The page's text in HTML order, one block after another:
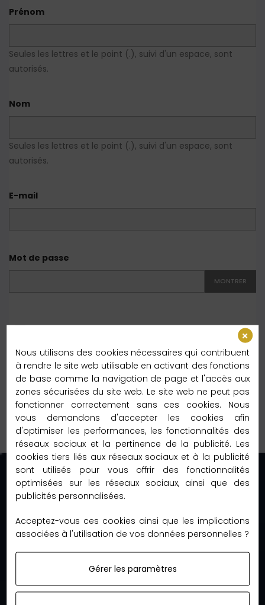
Prénom
Seules les lettres et le point (.), suivi d'un espace, sont
autorisés.
Nom
Seules les lettres et le point (.), suivi d'un espace, sont
autorisés.
E-mail
Mot de passe
MONTRER
J'accepte les conditions générales et la politique de
ENREGISTRER
contact@accessmoda.fr
Nous utilisons des cookies nécessaires qui contribuent
à rendre le site web utilisable en activant des fonctions
de base comme la navigation de page et l'accès aux
zones sécurisées du site web. Le site web ne peut pas
fonctionner correctement sans ces cookies. Nous
vous demandons d'accepter les cookies afin
d'optimiser les performances, les fonctionnalités des
réseaux sociaux et la pertinence de la publicité. Les
cookies tiers liés aux réseaux sociaux et à la publicité
sont utilisés pour vous offrir des fonctionnalités
optimisées sur les réseaux sociaux, ainsi que des
publicités personnalisées.
Acceptez-vous ces cookies ainsi que les implications
associées à l'utilisation de vos données personnelles ?
Gérer les paramètres